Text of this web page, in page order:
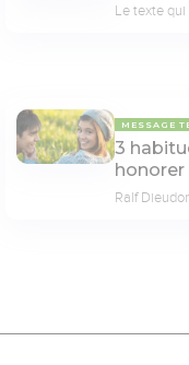
Le texte qui
MESSAGE
3
Ralf